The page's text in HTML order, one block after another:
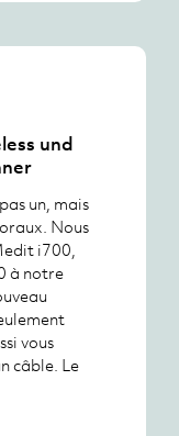
und
un, mais
Nous
i700,
à notre
vous
câble. Le